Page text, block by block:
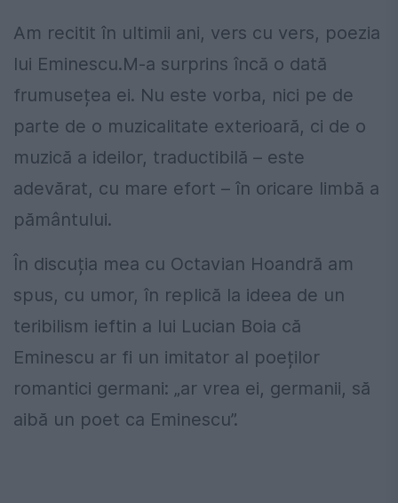
Am recitit în ultimii ani, vers cu vers, poezia
lui Eminescu.M-a surprins încă o dată
frumusețea ei. Nu este vorba, nici pe de
parte de o muzicalitate exterioară, ci de o
muzică a ideilor, traductibilă – este
adevărat, cu mare efort – în oricare limbă a
pământului.
În discuția mea cu Octavian Hoandră am
spus, cu umor, în replică la ideea de un
teribilism ieftin a lui Lucian Boia că
Eminescu ar fi un imitator al poeților
romantici germani: „ar vrea ei, germanii, să
aibă un poet ca Eminescu”.